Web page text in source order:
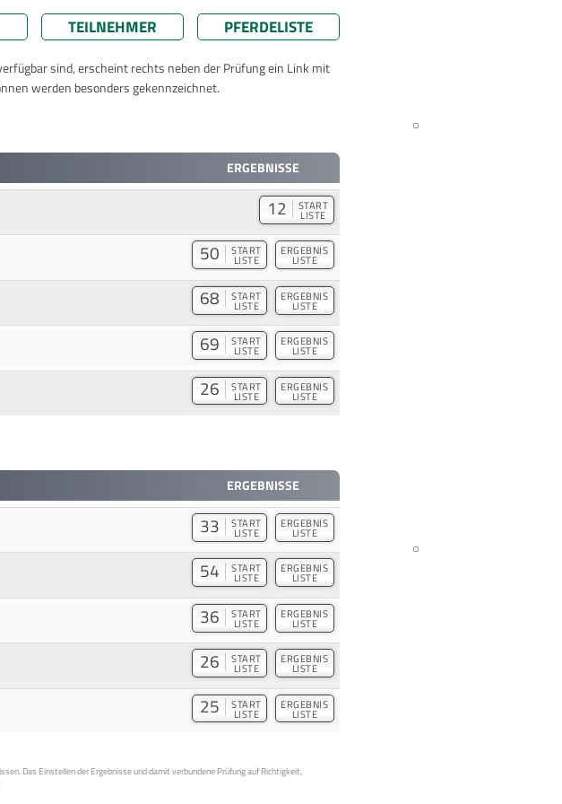
TEILNEHMER PFERDELISTE
sind, erscheint rechts neben der Prüfung ein Link mit
werden besonders gekennzeichnet.
ERGEBNISSE
12 START
LISTE
50 START
LISTE
ERGEBNIS
LISTE
68 START
LISTE
ERGEBNIS
LISTE
69 START
LISTE
ERGEBNIS
LISTE
26 START
LISTE
ERGEBNIS
LISTE
ERGEBNISSE
33 START
LISTE
ERGEBNIS
LISTE
54 START
LISTE
ERGEBNIS
LISTE
36 START
LISTE
ERGEBNIS
LISTE
26 START
LISTE
ERGEBNIS
LISTE
25 START
LISTE
ERGEBNIS
LISTE
Das Einstellen der Ergebnisse und damit verbundene Prüfung auf Richtigkeit,